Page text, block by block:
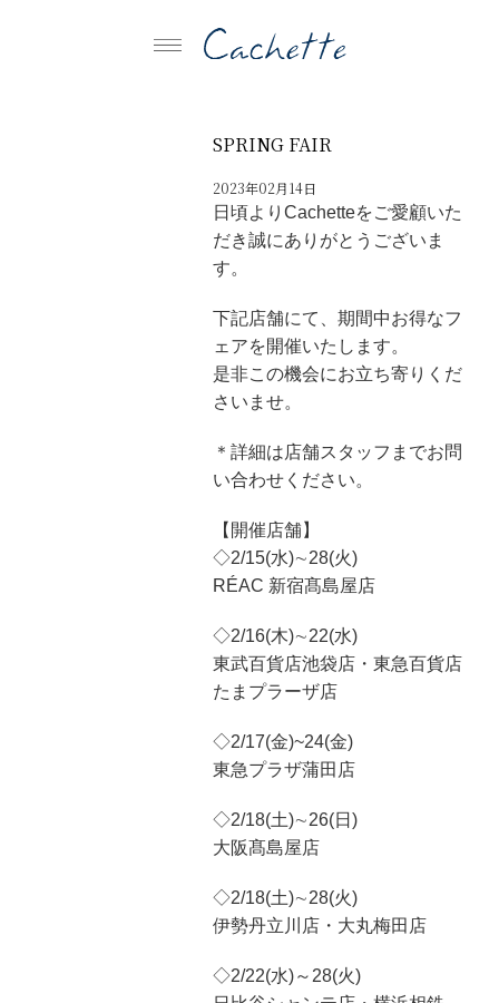
SPRING FAIR
2023年02月14日
日頃よりCachetteをご愛顧いた
だき誠にありがとうございま
す。
下記店舗にて、期間中お得なフ
ェアを開催いたします。
是非この機会にお立ち寄りくだ
さいませ。
＊詳細は店舗スタッフまでお問
い合わせください。
【開催店舗】
◇2/15(水)∼28(火)
RÉAC 新宿髙島屋店
◇2/16(木)∼22(水)
東武百貨店池袋店・東急百貨店
たまプラーザ店
◇2/17(金)~24(金)
東急プラザ蒲田店
◇2/18(土)∼26(日)
大阪髙島屋店
◇2/18(土)∼28(火)
伊勢丹立川店・大丸梅田店
◇2/22(水)～28(火)